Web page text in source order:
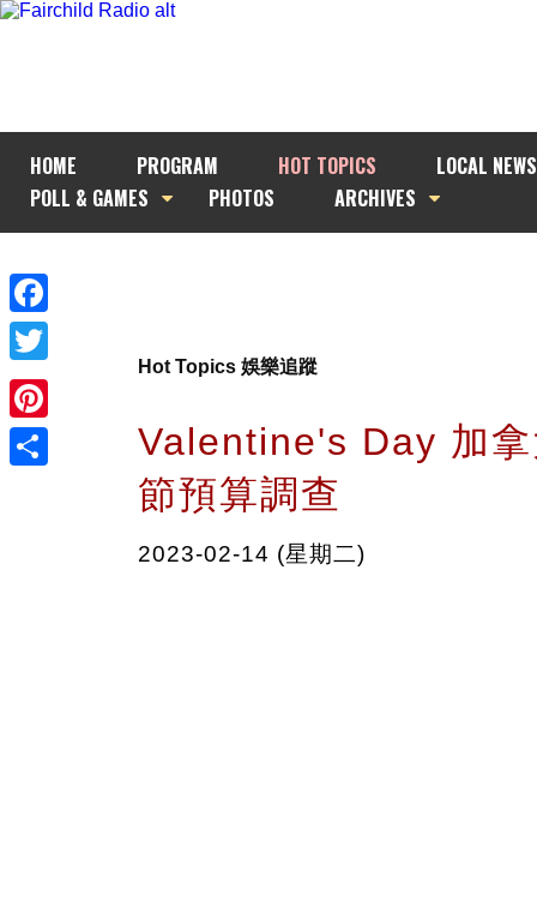
HOME PROGRAM HOT TOPICS
LOCAL NEWS
POLL & GAMES
PHOTOS ARCHIVES
Facebook
Twitter
Pinterest
Hot Topics 娛樂追蹤
Valentine's Day 加
節預算調查
2023-02-14 (星期二)